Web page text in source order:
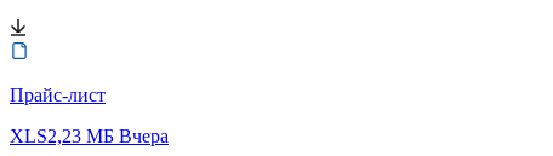
Прайс-лист
XLS2,23 МБ Вчера